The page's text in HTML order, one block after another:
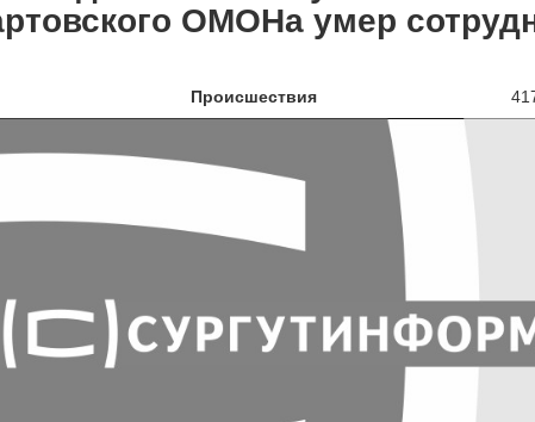
ОМОНа умер
Происшествия